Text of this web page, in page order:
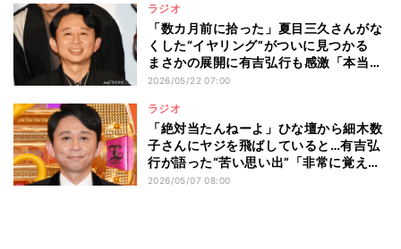
ラジオ
「数カ月前に拾った」夏目三久さんがな
くした“イヤリング”がついに見つかる
まさかの展開に有吉弘行も感激「本当に
感謝」「いい人」
2026/05/22 07:00
ラジオ
「絶対当たんねーよ」ひな壇から細木数
子さんにヤジを飛ばしていると…有吉弘
行が語った“苦い思い出”「非常に覚えて
ます」
2026/05/07 08:00